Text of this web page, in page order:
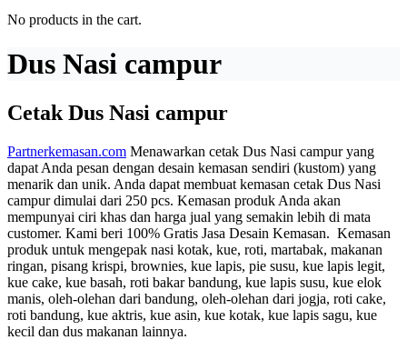
No products in the cart.
Dus Nasi campur
Cetak Dus Nasi campur
Partnerkemasan.com Menawarkan cetak Dus Nasi campur yang
dapat Anda pesan dengan desain kemasan sendiri (kustom) yang
menarik dan unik. Anda dapat membuat kemasan cetak Dus Nasi
campur dimulai dari 250 pcs. Kemasan produk Anda akan
mempunyai ciri khas dan harga jual yang semakin lebih di mata
customer. Kami beri 100% Gratis Jasa Desain Kemasan. Kemasan
produk untuk mengepak nasi kotak, kue, roti, martabak, makanan
ringan, pisang krispi, brownies, kue lapis, pie susu, kue lapis legit,
kue cake, kue basah, roti bakar bandung, kue lapis susu, kue elok
manis, oleh-olehan dari bandung, oleh-olehan dari jogja, roti cake,
roti bandung, kue aktris, kue asin, kue kotak, kue lapis sagu, kue
kecil dan dus makanan lainnya.